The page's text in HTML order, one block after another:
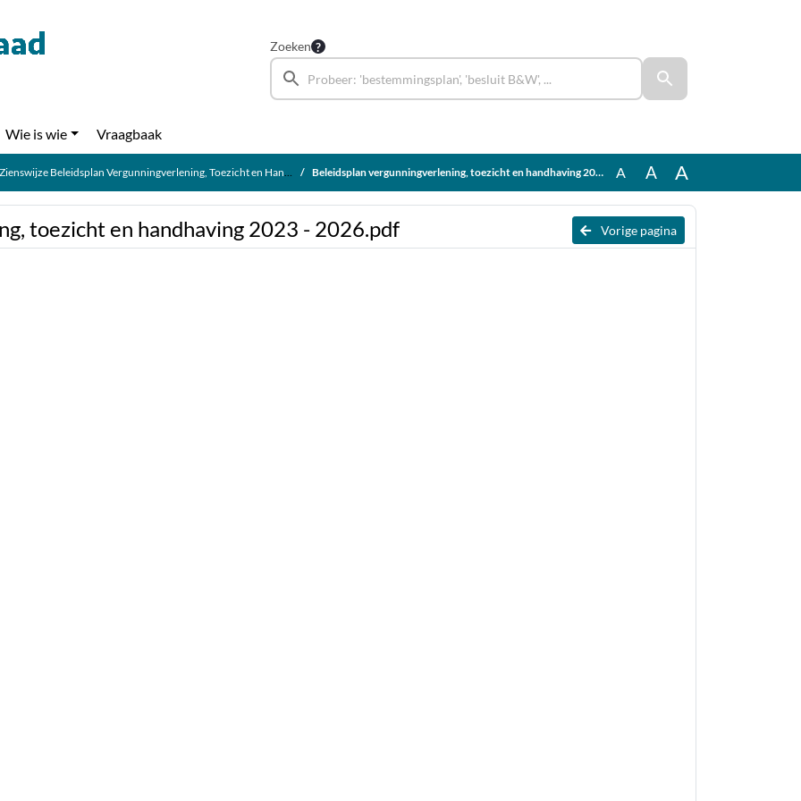
Zoeken
Wie is wie Vraagbaak
Zienswijze Beleidsplan Vergunningverlening, Toezicht en Handhaving 2023-2026 Beleidsplan vergunningverlening, toezicht en handhaving 2023 - 2026.pdf A A A
Vorige pagina
toezicht en handhaving 2023 - 2026.pdf